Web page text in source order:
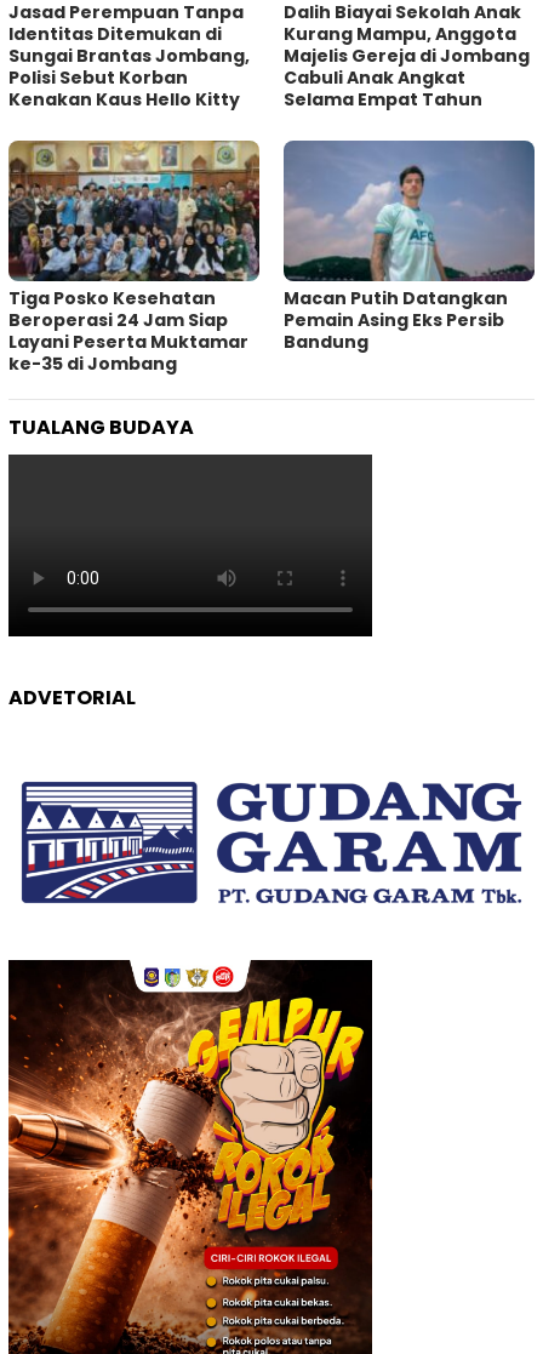
Jasad Perempuan Tanpa
Identitas Ditemukan di
Sungai Brantas Jombang,
Polisi Sebut Korban
Kenakan Kaus Hello Kitty
Dalih Biayai Sekolah Anak
Kurang Mampu, Anggota
Majelis Gereja di Jombang
Cabuli Anak Angkat
Selama Empat Tahun
Tiga Posko Kesehatan
Beroperasi 24 Jam Siap
Layani Peserta Muktamar
ke-35 di Jombang
Macan Putih Datangkan
Pemain Asing Eks Persib
Bandung
TUALANG BUDAYA
ADVETORIAL